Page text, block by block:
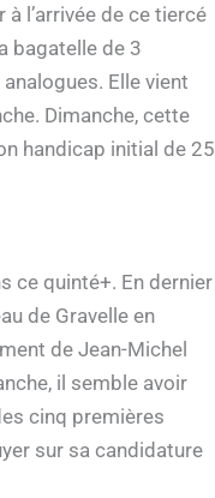
l’arrivée de ce tiercé
bagatelle de 3
Elle vient
Dimanche, cette
handicap initial de 25
ce quinté+. En dernier
de Gravelle en
de Jean-Michel
il semble avoir
cinq premières
sur sa candidature